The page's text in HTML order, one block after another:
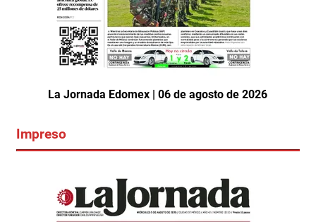
La Jornada Edomex | 06 de agosto de 2026
Impreso